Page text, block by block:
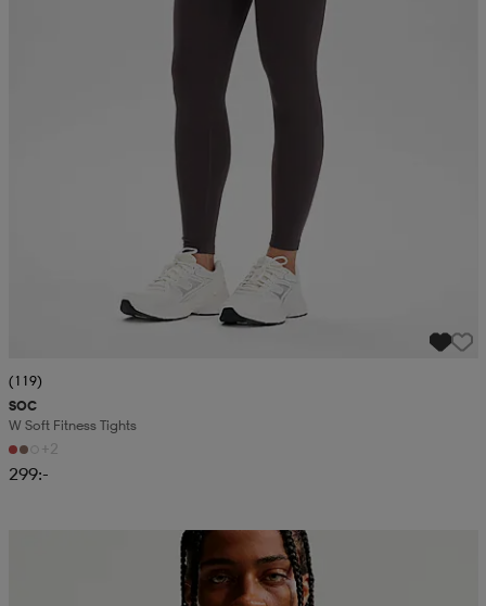
(119)
SOC
W Soft Fitness Tights
+2
299:-